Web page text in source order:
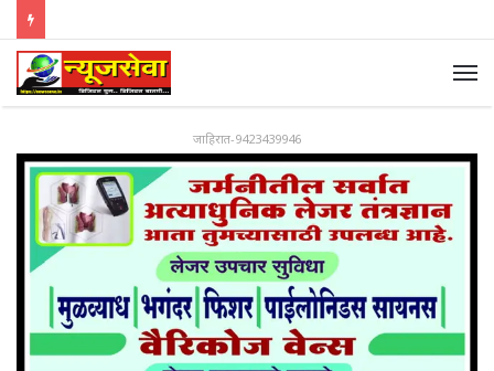
जाहिरात-9423439946